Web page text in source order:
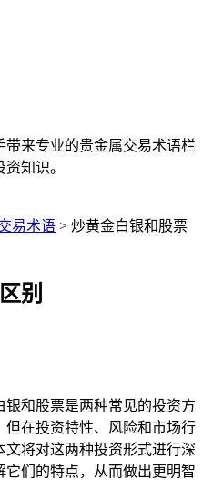
来专业的贵金属交易术语栏
知识。
易术语 > 炒黄金白银和股票
别
和股票是两种常见的投资方
在投资特性、风险和市场行
将对这两种投资形式进行深
它们的特点，从而做出更明智